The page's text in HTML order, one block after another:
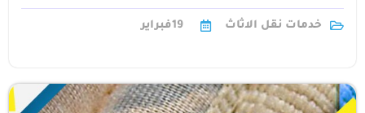
خدمات نقل الاثاث 19فبراير